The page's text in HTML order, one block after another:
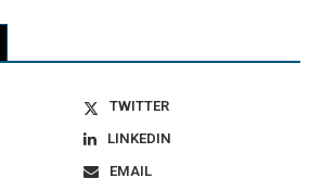
TWITTER
LINKEDIN
EMAIL